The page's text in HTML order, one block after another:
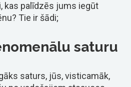
kas palīdzēs jums iegūt
Tie ir šādi;
saturu
saturs, jūs, visticamāk,